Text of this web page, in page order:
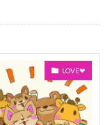
LOVE❤